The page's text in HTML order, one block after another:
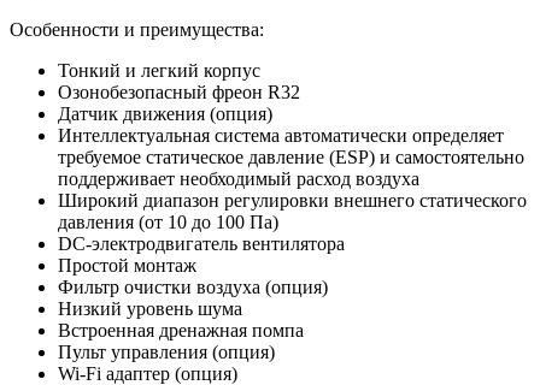
Особенности и преимущества:
Тонкий и легкий корпус
Озонобезопасный фреон R32
Датчик движения (опция)
Интеллектуальная система автоматически определяет
требуемое статическое давление (ESP) и самостоятельно
поддерживает необходимый расход воздуха
Широкий диапазон регулировки внешнего статического
давления (от 10 до 100 Па)
DC-электродвигатель вентилятора
Простой монтаж
Фильтр очистки воздуха (опция)
Низкий уровень шума
Встроенная дренажная помпа
Пульт управления (опция)
Wi-Fi адаптер (опция)